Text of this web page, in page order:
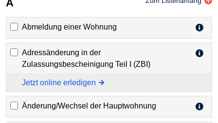
A
Abmeldung einer Wohnung
Adressänderung in der
Zulassungsbescheinigung Teil I (ZBI)
Jetzt online erledigen
Änderung/Wechsel der Hauptwohnung